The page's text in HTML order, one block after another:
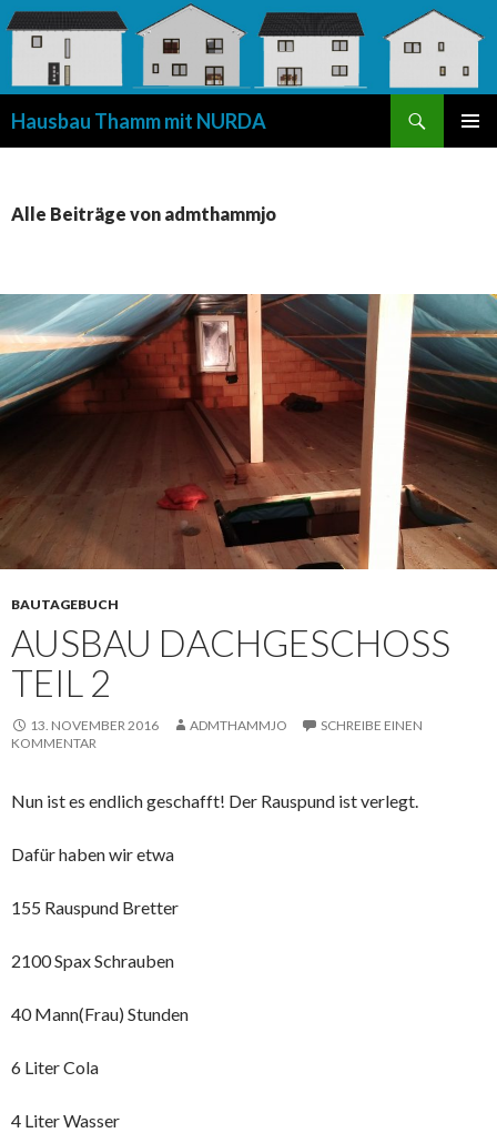
Hausbau Thamm mit NURDA
Alle Beiträge von admthammjo
BAUTAGEBUCH
AUSBAU DACHGESCHOSS
TEIL 2
13. NOVEMBER 2016 ADMTHAMMJO
SCHREIBE EINEN
KOMMENTAR
Nun ist es endlich geschafft! Der Rauspund ist verlegt.
Dafür haben wir etwa
155 Rauspund Bretter
2100 Spax Schrauben
40 Mann(Frau) Stunden
6 Liter Cola
4 Liter Wasser